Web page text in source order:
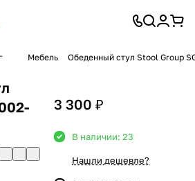
Мебель Обеденный стул Stool Group
3 300 ₽
В наличии: 23
Нашли дешевле?